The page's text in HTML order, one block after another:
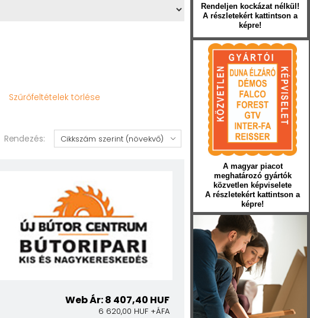
Szűrőfeltételek törlése
Rendezés:
Web Ár: 8 407,40 HUF
6 620,00 HUF +ÁFA
Rendeljen kockázat nélkül!
A részletekért kattintson a
képre!
A magyar piacot
meghatározó gyártók
közvetlen képviselete
A részletekért kattintson a
képre!